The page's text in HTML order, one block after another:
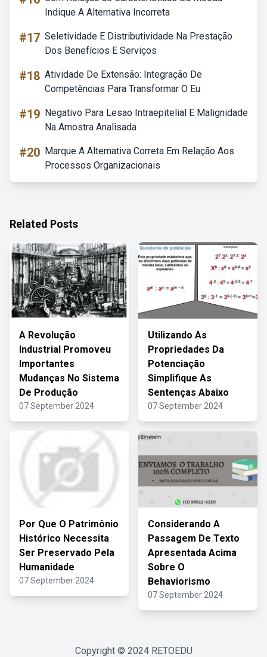
Indique A Alternativa Incorreta
#17 Seletividade E Distributividade Na Prestação
Dos Benefícios E Serviços
#18 Atividade De Extensão: Integração De
Competências Para Transformar O Eu
#19 Negativo Para Lesao Intraepitelial E Malignidade
Na Amostra Analisada
#20 Marque A Alternativa Correta Em Relação Aos
Processos Organizacionais
Related Posts
A Revolução
Industrial Promoveu
Importantes
Mudanças No Sistema
De Produção
07 September 2024
Utilizando As
Propriedades Da
Potenciação
Simplifique As
Sentenças Abaixo
07 September 2024
Por Que O Patrimônio
Histórico Necessita
Ser Preservado Pela
Humanidade
07 September 2024
Considerando A
Passagem De Texto
Apresentada Acima
Sobre O
Behaviorismo
07 September 2024
Copyright © 2024 RETOEDU